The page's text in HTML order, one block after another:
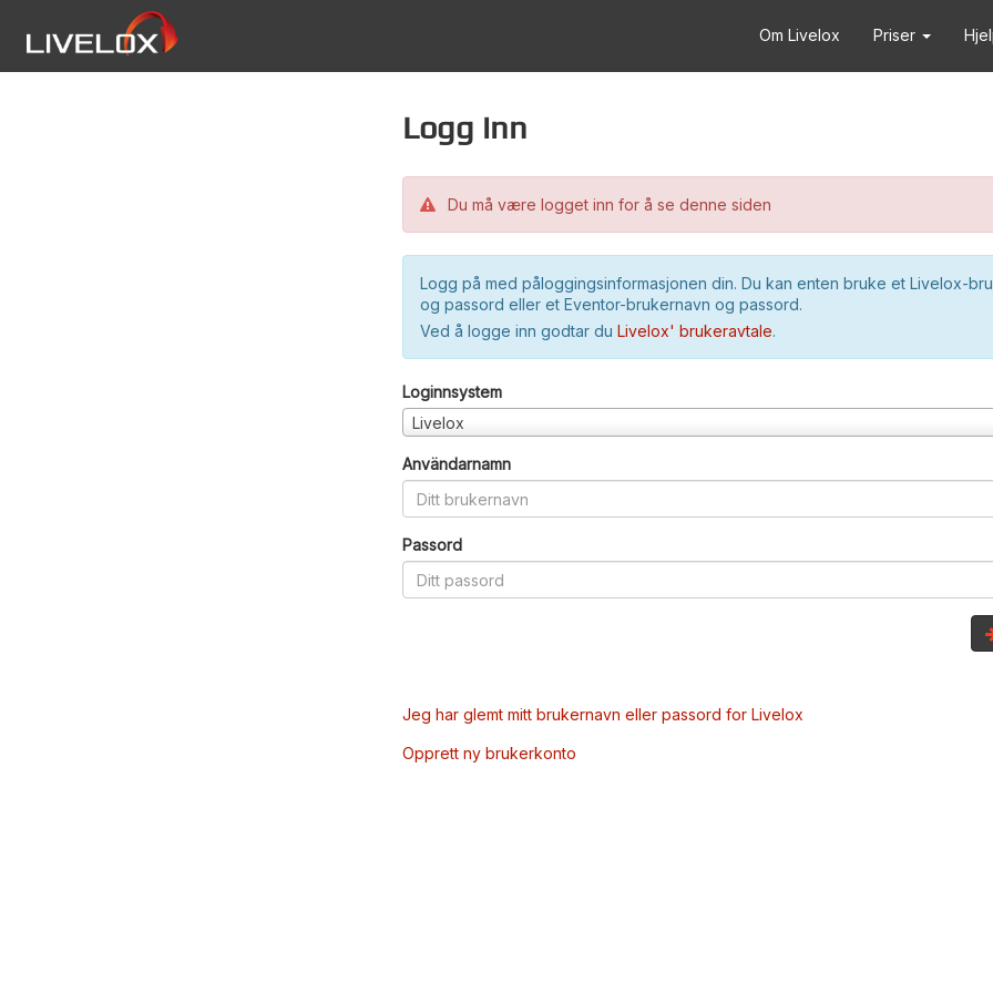
Om Livelox Priser
Logg inn
Du må være logget inn for å se denne siden
Logg på med påloggingsinformasjonen din. Du kan enten bruke et Livelox-
og passord eller et Eventor-brukernavn og passord.
Ved å logge inn godtar du Livelox' brukeravtale.
Loginnsystem
Livelox
Användarnamn
Passord
Jeg har glemt mitt brukernavn eller passord for Livelox
Opprett ny brukerkonto